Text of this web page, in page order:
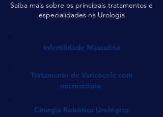
Saiba mais sobre os principais tratamentos e
especialidades na Urologia
Infertilidade Masculina
Tratamento de Varicocele com
microscópio
Cirurgia Robótica Urológica